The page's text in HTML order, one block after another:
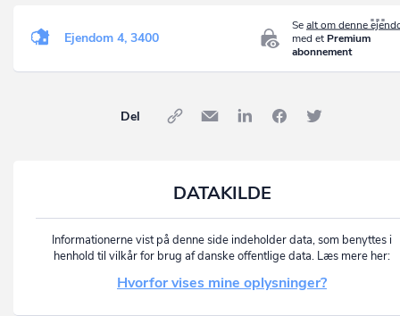
Sealt om denne
med et Premium
abonnement
Ejendom 4, 3400
Del
DATAKILDE
Informationerne vist på denne side indeholder data, som benyttes i
henhold til vilkår for brug af danske offentlige data. Læs mere her:
Hvorfor vises mine oplysninger?